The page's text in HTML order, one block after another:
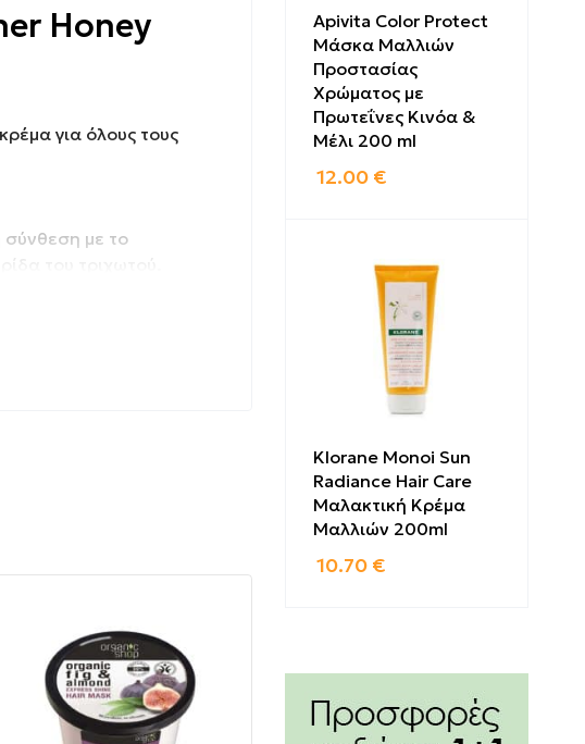
Honey
για όλους τους
σύνθεση με το
Apivita Color Protect
Μάσκα Μαλλιών
Προστασίας
Χρώματος με
Πρωτεΐνες Κινόα &
Μέλι 200 ml
12.00 €
Klorane Monoi Sun
Radiance Hair Care
Μαλακτική Κρέμα
Μαλλιών 200ml
10.70 €